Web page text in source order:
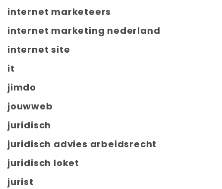
internet marketeers
internet marketing nederland
internet site
it
jimdo
jouwweb
juridisch
juridisch advies arbeidsrecht
juridisch loket
jurist